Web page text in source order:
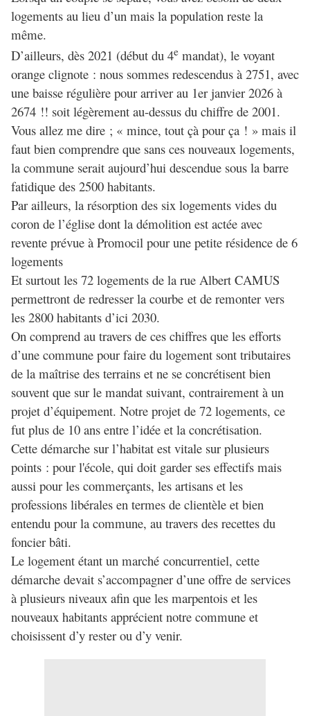
logements au lieu d’un mais la population reste la
même.
D’ailleurs, dès 2021 (début du 4e mandat), le voyant
orange clignote : nous sommes redescendus à 2751, avec
une baisse régulière pour arriver au 1er janvier 2026 à
2674 !! soit légèrement au-dessus du chiffre de 2001.
Vous allez me dire ; « mince, tout çà pour ça ! » mais il
faut bien comprendre que sans ces nouveaux logements,
la commune serait aujourd’hui descendue sous la barre
fatidique des 2500 habitants.
Par ailleurs, la résorption des six logements vides du
coron de l’église dont la démolition est actée avec
revente prévue à Promocil pour une petite résidence de 6
logements
Et surtout les 72 logements de la rue Albert CAMUS
permettront de redresser la courbe et de remonter vers
les 2800 habitants d’ici 2030.
On comprend au travers de ces chiffres que les efforts
d’une commune pour faire du logement sont tributaires
de la maîtrise des terrains et ne se concrétisent bien
souvent que sur le mandat suivant, contrairement à un
projet d’équipement. Notre projet de 72 logements, ce
fut plus de 10 ans entre l’idée et la concrétisation.
Cette démarche sur l’habitat est vitale sur plusieurs
points : pour l'école, qui doit garder ses effectifs mais
aussi pour les commerçants, les artisans et les
professions libérales en termes de clientèle et bien
entendu pour la commune, au travers des recettes du
foncier bâti.
Le logement étant un marché concurrentiel, cette
démarche devait s’accompagner d’une offre de services
à plusieurs niveaux afin que les marpentois et les
nouveaux habitants apprécient notre commune et
choisissent d’y rester ou d’y venir.